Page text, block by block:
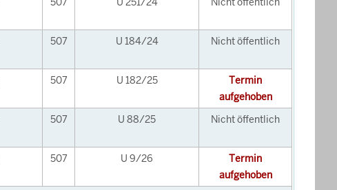
507 U 184/24 Nicht öffentlich
507 U 182/25
Termin
aufgehoben
507 U 88/25 Nicht öffentlich
507 U 9/26
Termin
aufgehoben